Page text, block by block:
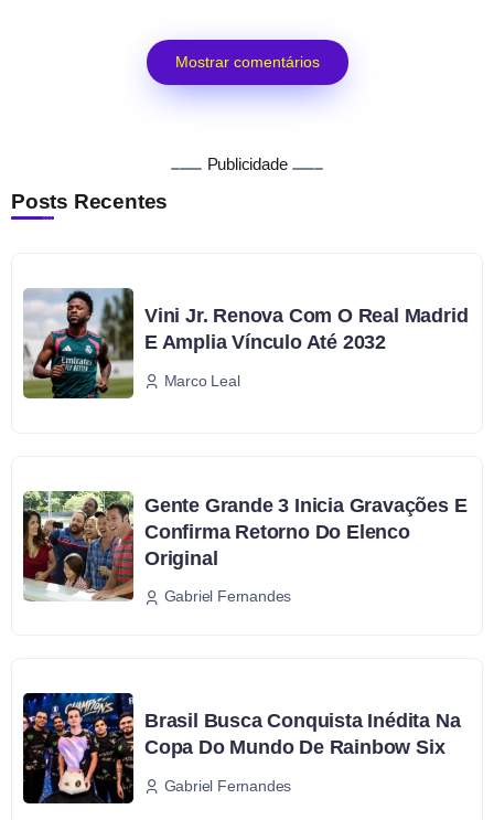
Mostrar comentários
Publicidade
Posts Recentes
Vini Jr. Renova Com O Real Madrid
E Amplia Vínculo Até 2032
Marco Leal
Gente Grande 3 Inicia Gravações E
Confirma Retorno Do Elenco
Original
Gabriel Fernandes
Brasil Busca Conquista Inédita Na
Copa Do Mundo De Rainbow Six
Gabriel Fernandes